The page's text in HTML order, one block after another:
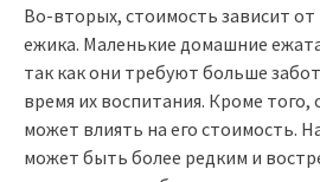
Во-вторых, стоимость зависит от
ежика. Маленькие домашние
так как они требуют больше
время их воспитания. Кроме того,
может влиять на его стоимость.
может быть более редким и